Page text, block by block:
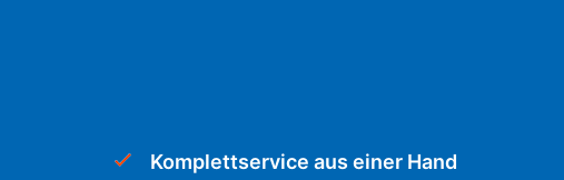
Komplettservice aus einer Hand